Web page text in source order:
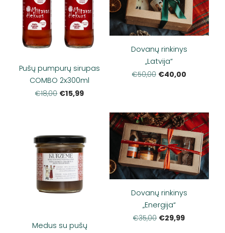
Pušų pumpurų sirupas
COMBO 2x300ml
€18,00 €15,99
Dovanų rinkinys
„Latvija“
€50,00 €40,00
Medus su pušų
Dovanų rinkinys
„Energija“
€35,00 €29,99